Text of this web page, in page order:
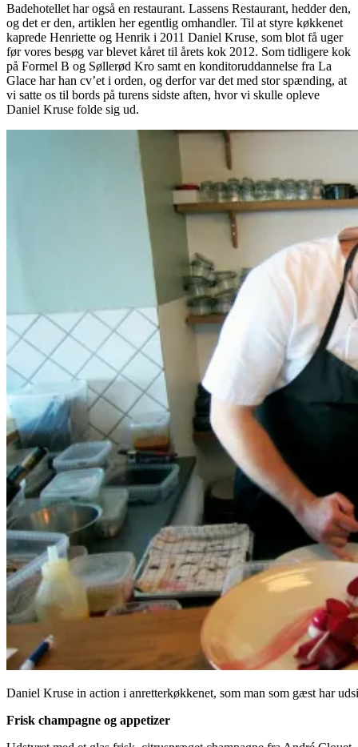
Badehotellet har også en restaurant. Lassens Restaurant, hedder den,
og det er den, artiklen her egentlig omhandler. Til at styre køkkenet
kaprede Henriette og Henrik i 2011 Daniel Kruse, som blot få uger
før vores besøg var blevet kåret til årets kok 2012. Som tidligere kok
på Formel B og Søllerød Kro samt en konditoruddannelse fra La
Glace har han cv’et i orden, og derfor var det med stor spænding, at
vi satte os til bords på turens sidste aften, hvor vi skulle opleve
Daniel Kruse folde sig ud.
Daniel Kruse in action i anretterkøkkenet, som man som gæst har
Frisk champagne og appetizer